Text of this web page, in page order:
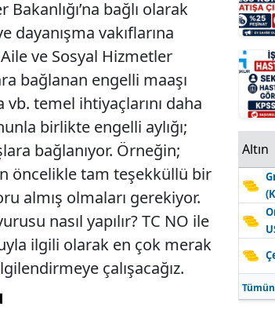
bağlı olarak
dayanışma vakıflarına
ve Sosyal Hizmetler
bağlanan engelli maaşı
temel ihtiyaçlarını daha
birlikte engelli aylığı;
bağlanıyor. Örneğin;
öncelikle tam teşekküllü bir
almış olmaları gerekiyor.
nasıl yapılır? TC NO ile
ilgili olarak en çok merak
çalışacağız.
Altın